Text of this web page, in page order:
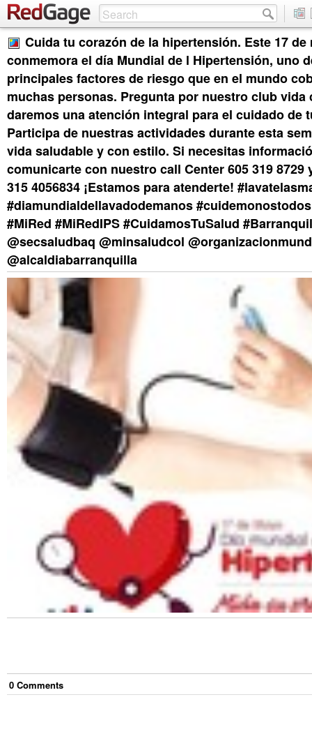
Cuida tu corazón de la hipertensión. Este 17 de
conmemora el día Mundial de l Hipertensión, uno
principales factores de riesgo que en el mundo
muchas personas. Pregunta por nuestro club vida
daremos una atención integral para el cuidado de
Participa de nuestras actividades durante esta
vida saludable y con estilo. Si necesitas
comunicarte con nuestro call Center 605 319 8729
315 4056834 ¡Estamos para atenderte!
#diamundialdellavadodemanos
#MiRed #MiRedIPS #CuidamosTuSalud
@secsaludbaq @minsaludcol
@alcaldiabarranquilla
0 Comments